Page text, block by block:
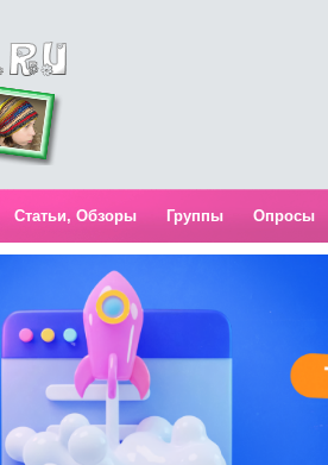
Статьи, Обзоры Группы Опросы